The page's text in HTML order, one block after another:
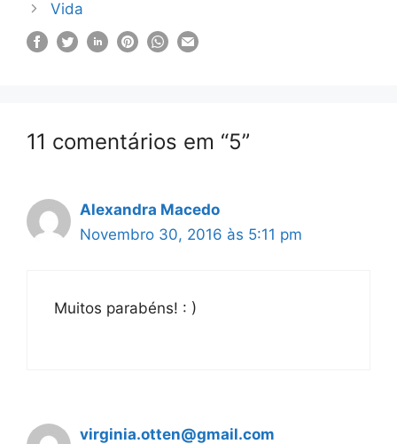
Vida
11 comentários em “5”
Alexandra Macedo
Novembro 30, 2016 às 5:11 pm
Muitos parabéns! : )
virginia.otten@gmail.com